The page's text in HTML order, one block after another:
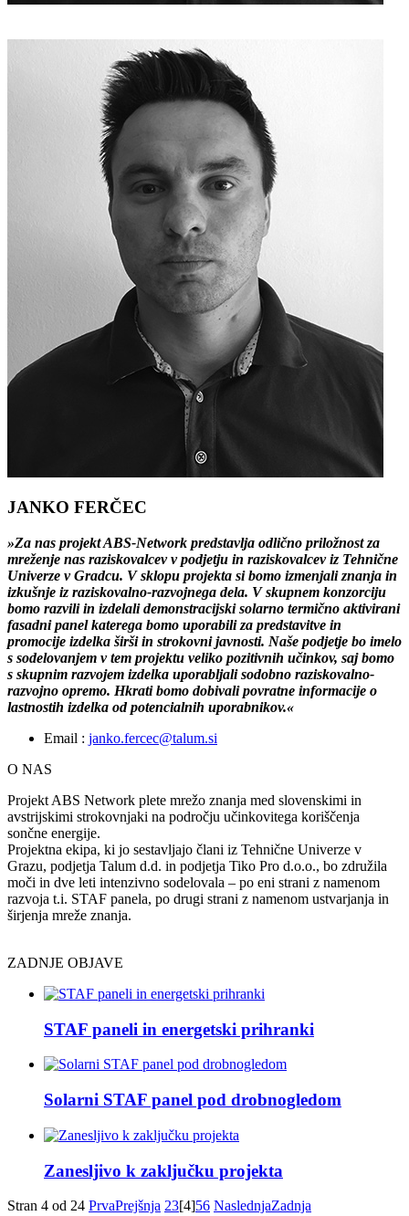
JANKO FERČEC
»Za nas projekt ABS-Network predstavlja odlično priložnost za
mreženje nas raziskovalcev v podjetju in raziskovalcev iz Tehnične
Univerze v Gradcu. V sklopu projekta si bomo izmenjali znanja in
izkušnje iz raziskovalno-razvojnega dela. V skupnem konzorciju
bomo razvili in izdelali demonstracijski solarno termično aktivirani
fasadni panel katerega bomo uporabili za predstavitve in
promocije izdelka širši in strokovni javnosti. Naše podjetje bo imelo
s sodelovanjem v tem projektu veliko pozitivnih učinkov, saj bomo
s skupnim razvojem izdelka uporabljali sodobno raziskovalno-
razvojno opremo. Hkrati bomo dobivali povratne informacije o
lastnostih izdelka od potencialnih uporabnikov.«
Email : janko.fercec@talum.si
O NAS
Projekt ABS Network plete mrežo znanja med slovenskimi in
avstrijskimi strokovnjaki na področju učinkovitega koriščenja
sončne energije.
Projektna ekipa, ki jo sestavljajo člani iz Tehnične Univerze v
Grazu, podjetja Talum d.d. in podjetja Tiko Pro d.o.o., bo združila
moči in dve leti intenzivno sodelovala – po eni strani z namenom
razvoja t.i. STAF panela, po drugi strani z namenom ustvarjanja in
širjenja mreže znanja.
ZADNJE OBJAVE
STAF paneli in energetski prihranki
Solarni STAF panel pod drobnogledom
Zanesljivo k zaključku projekta
Stran 4 od 24 PrvaPrejšnja 23[4]56 NaslednjaZadnja